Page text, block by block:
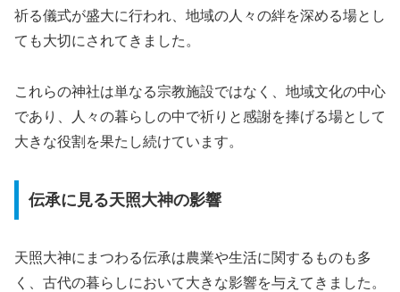
祈る儀式が盛大に行われ、地域の人々の絆を深める場とし
ても大切にされてきました。
これらの神社は単なる宗教施設ではなく、地域文化の中心
であり、人々の暮らしの中で祈りと感謝を捧げる場として
大きな役割を果たし続けています。
伝承に見る天照大神の影響
天照大神にまつわる伝承は農業や生活に関するものも多
く、古代の暮らしにおいて大きな影響を与えてきました。